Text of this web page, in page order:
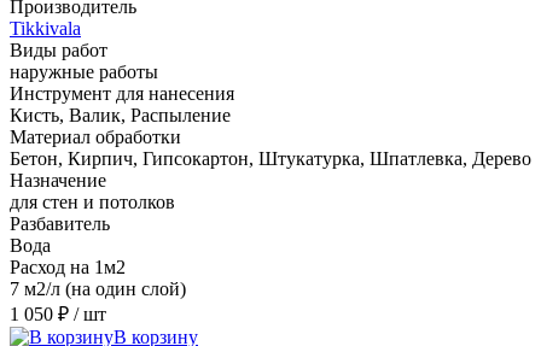
Производитель
Tikkivala
Виды работ
наружные работы
Инструмент для нанесения
Кисть, Валик, Распыление
Материал обработки
Бетон, Кирпич, Гипсокартон, Штукатурка, Шпатлевка, Дерево
Назначение
для стен и потолков
Разбавитель
Вода
Расход на 1м2
7 м2/л (на один слой)
1 050 ₽ / шт
В корзину